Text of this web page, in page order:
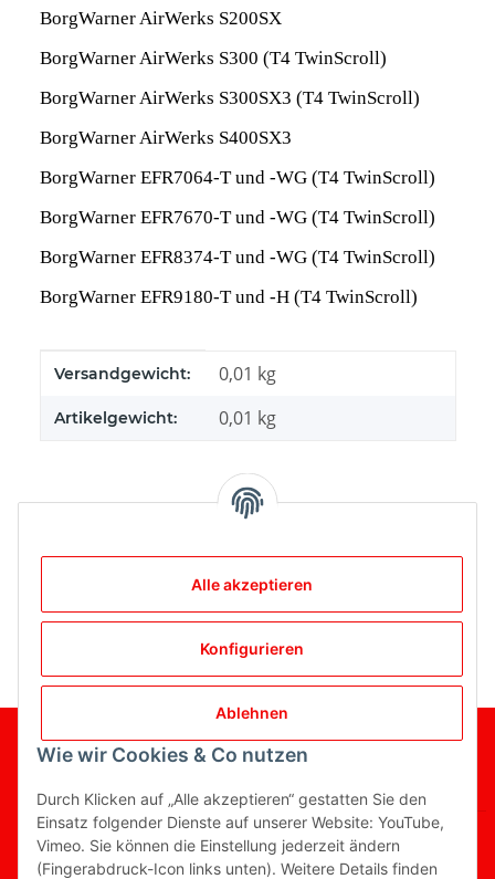
BorgWarner AirWerks S200SX
BorgWarner AirWerks S300 (T4 TwinScroll)
BorgWarner AirWerks S300SX3 (T4 TwinScroll)
BorgWarner AirWerks S400SX3
BorgWarner EFR7064-T und -WG (T4 TwinScroll)
BorgWarner EFR7670-T und -WG (T4 TwinScroll)
BorgWarner EFR8374-T und -WG (T4 TwinScroll)
BorgWarner EFR9180-T und -H (T4 TwinScroll)
Produkteigenschaft
Wert
Versandgewicht: 0,01 kg
Artikelgewicht: 0,01 kg
Bewertungen
Gesetzliche Informationen
Informationen
Alle akzeptieren
Konfigurieren
Ablehnen
Wie wir Cookies & Co nutzen
Durch Klicken auf „Alle akzeptieren“ gestatten Sie den
Einsatz folgender Dienste auf unserer Website: YouTube,
Vimeo. Sie können die Einstellung jederzeit ändern
(Fingerabdruck-Icon links unten). Weitere Details finden